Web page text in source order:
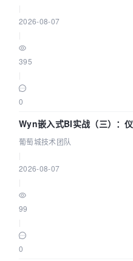
2026-08-07
395
0
Wyn嵌入式BI实战（三）：
数联动全闭环
葡萄城技术团队
2026-08-07
99
0